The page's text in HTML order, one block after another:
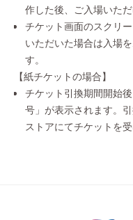
作した後、ご入場いただ
チケット画面のスクリ
いただいた場合は入場
す。
【紙チケットの場合】
チケット引換期間開始
号」が表示されます。
ストアにてチケットを